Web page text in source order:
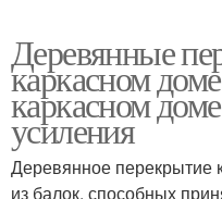
Деревянные
каркасном
каркасном
усиления
Деревянное перекрытие
из балок, способных